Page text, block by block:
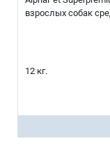
взрослых собак
12 кг.